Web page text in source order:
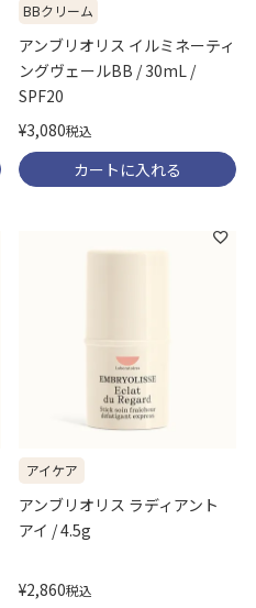
BBクリーム
アンブリオリス イルミネーティ
ングヴェールBB / 30mL /
SPF20
¥3,080税込
カートに入れる
アイケア
アンブリオリス ラディアント
アイ / 4.5g
¥2,860税込